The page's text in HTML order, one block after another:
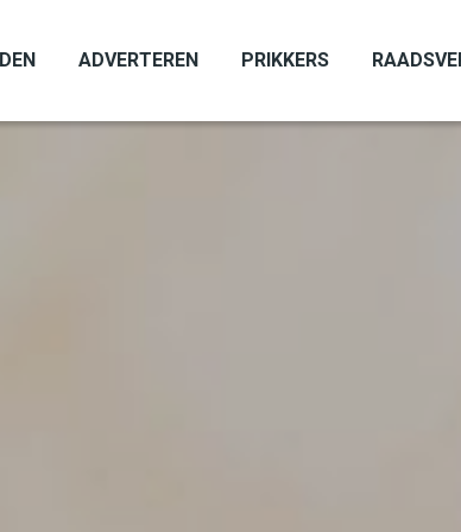
ADVERTEREN PRIKKERS